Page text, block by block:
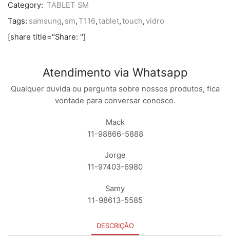
Category: TABLET SM
Tags: samsung, sm,T116,tablet,touch,vidro
[share title="Share: "]
Atendimento via Whatsapp
Qualquer duvida ou pergunta sobre nossos produtos, fica
vontade para conversar conosco.
Mack
11-98866-5888
Jorge
11-97403-6980
Samy
11-98613-5585
DESCRIÇÃO